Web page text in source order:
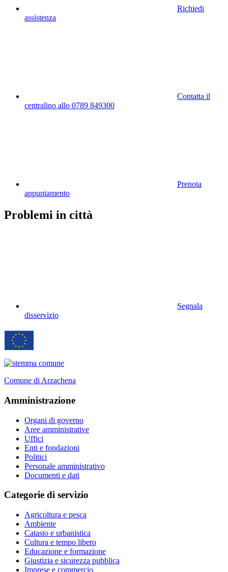
Richiedi
assistenza
Contatta il
centralino allo 0789 849300
Prenota
appuntamento
Problemi in città
Segnala
disservizio
Comune di Arzachena
Amministrazione
Organi di governo
Aree amministrative
Uffici
Enti e fondazioni
Politici
Personale amministrativo
Documenti e dati
Categorie di servizio
Agricoltura e pesca
Ambiente
Catasto e urbanistica
Cultura e tempo libero
Educazione e formazione
Giustizia e sicurezza pubblica
Imprese e commercio